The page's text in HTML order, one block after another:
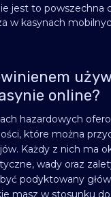
jest to powszechna
w kasynach
online?
hazardowych
które można
Każdy z nich ma
wady oraz
podyktowany
masz w stosunku